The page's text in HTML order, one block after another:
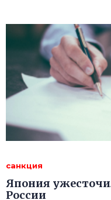
санкция
Япония
России